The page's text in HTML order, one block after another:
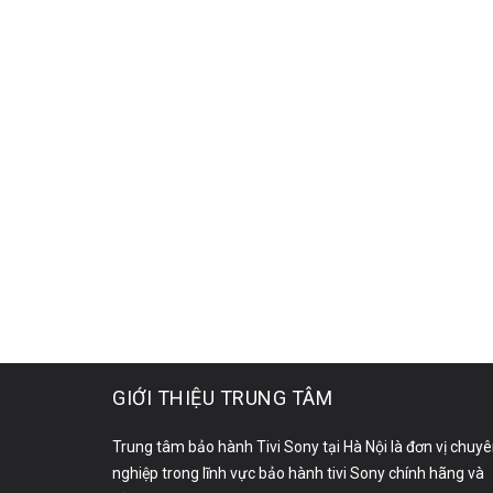
GIỚI THIỆU TRUNG TÂM
Trung tâm bảo hành Tivi Sony tại Hà Nội là đơn vị
nghiệp trong lĩnh vực bảo hành tivi Sony chính hãng và